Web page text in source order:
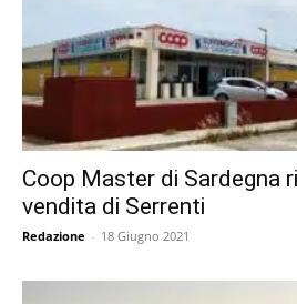
Coop Master di Sardegna
vendita di Serrenti
Redazione - 18 Giugno 2021